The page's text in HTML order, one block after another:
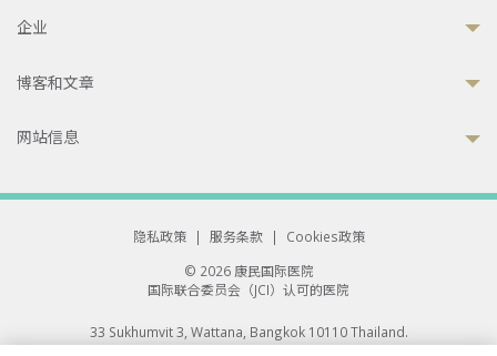
企业
博客和文章
网站信息
隐私政策 | 服务条款 |
Cookies政策
© 2026 康民国际医院
国际联合委员会（JCI）认可的医院
33 Sukhumvit 3, Wattana, Bangkok 10110 Thailand.
All rights reserved.